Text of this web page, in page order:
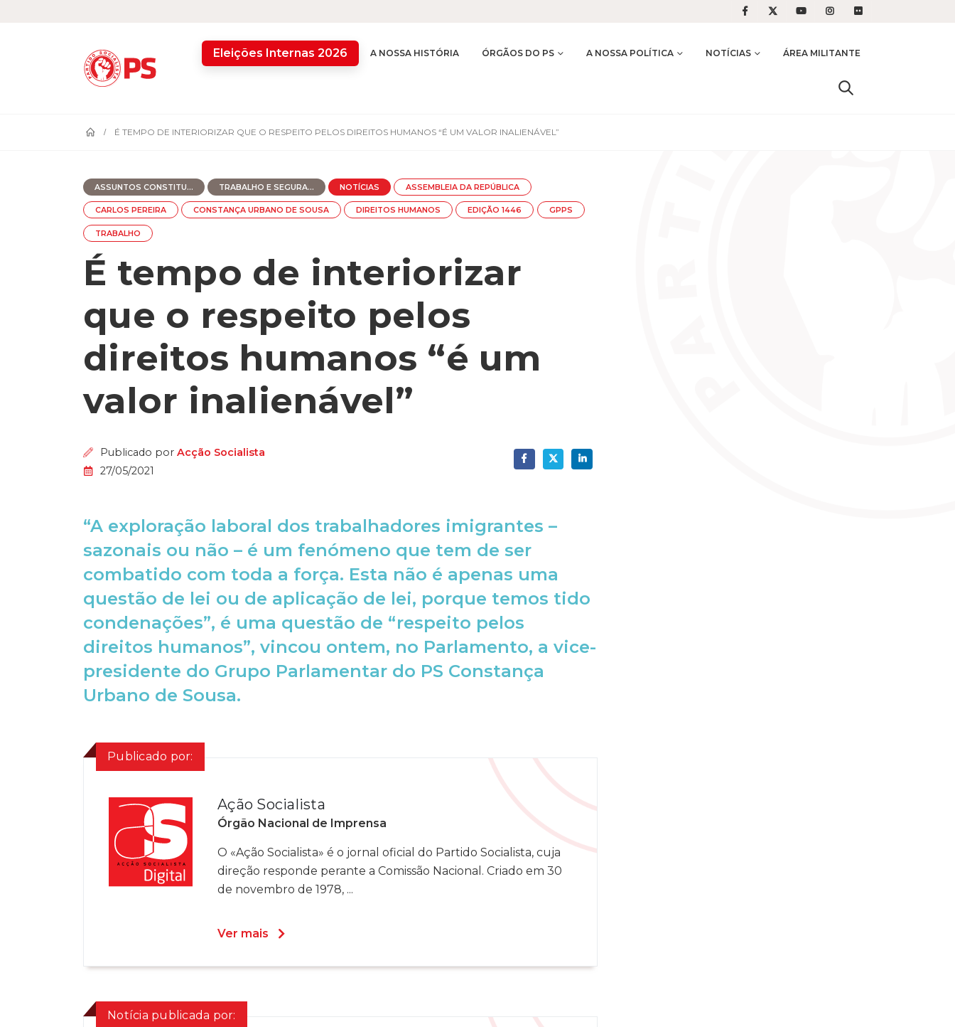
Eleições Internas 2026 A NOSSA HISTÓRIA ÓRGÃOS DO PS A NOSSA POLÍTICA NOTÍCIAS ÁREA MILITANTE
É TEMPO DE INTERIORIZAR QUE O RESPEITO PELOS DIREITOS HUMANOS “É UM VALOR INALIENÁVEL”
ASSUNTOS CONSTITU... TRABALHO E SEGURA... NOTÍCIAS ASSEMBLEIA DA REPÚBLICA
CARLOS PEREIRA CONSTANÇA URBANO DE SOUSA DIREITOS HUMANOS EDIÇÃO 1446 GPPS
TRABALHO
É tempo de interiorizar
que o respeito pelos
direitos humanos “é um
valor inalienável”
27/05/2021
Publicado porAcção Socialista
“A exploração laboral dos trabalhadores imigrantes –
sazonais ou não – é um fenómeno que tem de ser
combatido com toda a força. Esta não é apenas uma
questão de lei ou de aplicação de lei, porque temos tido
condenações”, é uma questão de “respeito pelos
direitos humanos”, vincou ontem, no Parlamento, a vice-
presidente do Grupo Parlamentar do PS Constança
Urbano de Sousa.
Publicado por:
Ação Socialista
Órgão Nacional de Imprensa
O «Ação Socialista» é o jornal oficial do Partido Socialista, cuja
direção responde perante a Comissão Nacional. Criado em 30
de novembro de 1978, ...
Ver mais
Notícia publicada por: